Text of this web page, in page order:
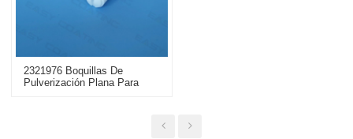
2321976 Boquillas De
Pulverización Plana Para